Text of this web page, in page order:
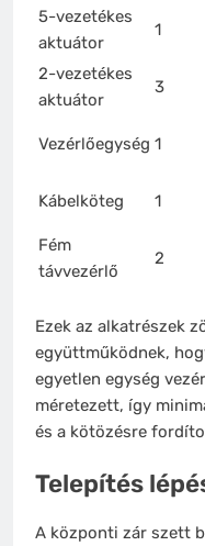
5-vezetékes
aktuátor
1
2-vezetékes
aktuátor
3
Vezérlőegység 1
Kábelköteg 1
Fém
távvezérlő
2
Ezek az alkatrészek
együttműködnek,
egyetlen egység
méretezett, így
és a kötözésre
Telepítés
A központi zár szett